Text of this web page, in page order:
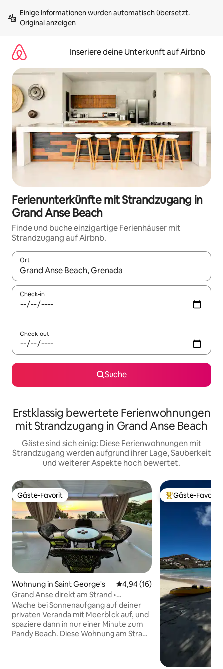
Inhalten
springenOriginal anzeigen
Inseriere deine Unterkunft auf Airbnb
Ferienunterkünfte mit Strandzugang in
Grand Anse Beach
Finde und buche einzigartige Ferienhäuser mit
Strandzugang auf Airbnb.
Ort
Wenn Ergebnisse verfügbar sind, navigiere mit den
Check-in
Check-out
Suche
Erstklassig bewertete Ferienwohnungen
mit Strandzugang in Grand Anse Beach
Gäste sind sich einig: Diese Ferienwohnungen mit
Strandzugang werden aufgrund ihrer Lage, Sauberkeit
und weiterer Aspekte hoch bewertet.
Gäste-Favorit
Gäste-Favorit
Wohnung in Saint George's Durchschnittliche Bewertung:
4,94 (16)
Grand Anse direkt am Strand •
3 Schlafzimmer • Klimaanlage
Wache bei Sonnenaufgang auf deiner
privaten Veranda mit Meerblick auf, und
spaziere dann in nur einer Minute zum
Pandy Beach. Diese Wohnung am Strand
Beliebter Gäste-
Gäste-Favorit